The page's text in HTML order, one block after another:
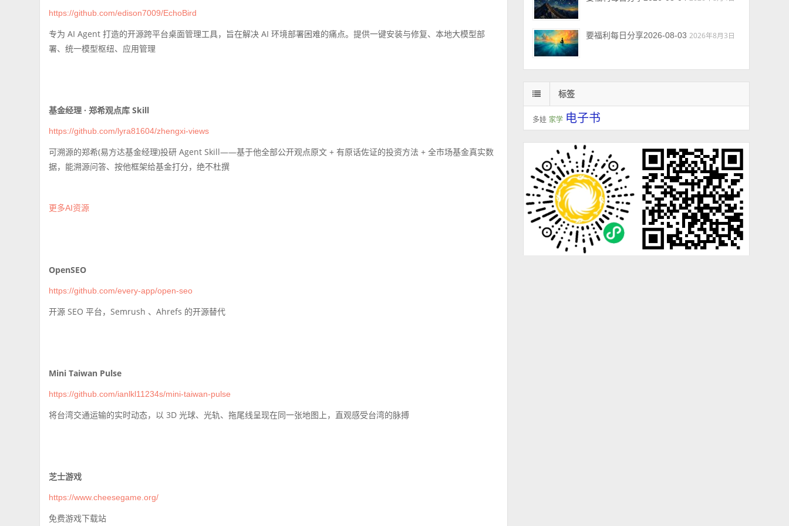
https://github.com/edison7009/EchoBird
专为 AI Agent 打造的开源跨平台桌面管理工具，旨在解决 AI 环境部署困难的痛点。提供一键安装与修复、本地大模型部
署、统一模型枢纽、应用管理
基金经理 · 郑希观点库 Skill
https://github.com/lyra81604/zhengxi-views
可溯源的郑希(易方达基金经理)投研 Agent Skill——基于他全部公开观点原文 + 有原话佐证的投资方法 + 全市场基金真实数
据，能溯源问答、按他框架给基金打分，绝不杜撰
更多AI资源
OpenSEO
https://github.com/every-app/open-seo
开源 SEO 平台，Semrush 、Ahrefs 的开源替代
Mini Taiwan Pulse
https://github.com/ianlkl11234s/mini-taiwan-pulse
将台湾交通运输的实时动态，以 3D 光球、光轨、拖尾线呈现在同一张地图上，直观感受台湾的脉搏
芝士游戏
https://www.cheesegame.org/
免费游戏下载站
要福利每日分享2026-08-03 2026年8月3日
标签
多娃 家学 电子书